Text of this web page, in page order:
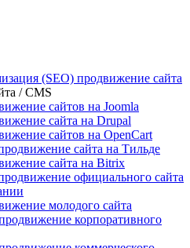
(SEO) продвижение сайта
/ CMS
сайтов на Joomla
сайта на Drupal
сайтов на OpenCart
сайта на Тильде
сайта на Bitrix
официального сайта
молодого сайта
корпоративного